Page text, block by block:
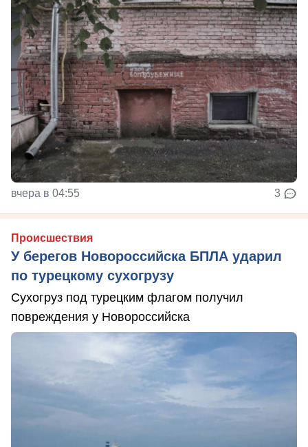
вчера в 04:55 3
Происшествия
У берегов Новороссийска БПЛА ударил
по турецкому сухогрузу
Сухогруз под турецким флагом получил
повреждения у Новороссийска